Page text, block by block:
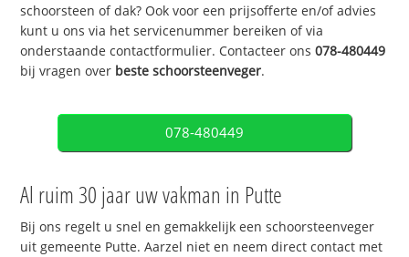
schoorsteen of dak? Ook voor een prijsofferte en/of advies
kunt u ons via het servicenummer bereiken of via
onderstaande contactformulier. Contacteer ons078-480449
bij vragen over beste schoorsteenveger.
078-480449
Al ruim 30 jaar uw vakman in Putte
Bij ons regelt u snel en gemakkelijk een schoorsteenveger
uit gemeente Putte. Aarzel niet en neem direct contact met